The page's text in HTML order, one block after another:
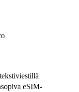
eSIM-